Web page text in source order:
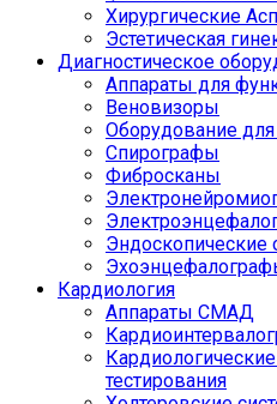
Хирургические
Эстетическая
Диагностическое
Аппараты для
Веновизоры
Оборудование
Спирографы
Фибросканы
Эндоскопические
Кардиология
Аппараты СМАД
тестирования